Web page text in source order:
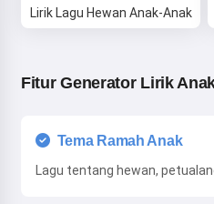
Lirik Lagu Hewan Anak-Anak
Fitur Generator Lirik
Tema Ramah Anak
Lagu tentang hewan,
Dengan mulai